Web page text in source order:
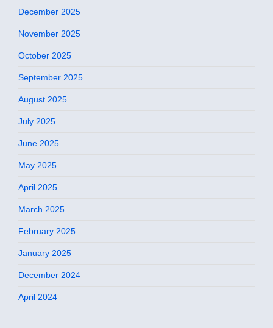
December 2025
November 2025
October 2025
September 2025
August 2025
July 2025
June 2025
May 2025
April 2025
March 2025
February 2025
January 2025
December 2024
April 2024